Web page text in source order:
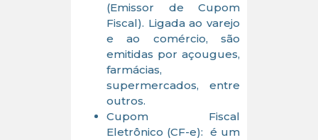
(Emissor de Cupom
Fiscal). Ligada ao varejo
e ao comércio, são
emitidas por açougues,
farmácias,
supermercados, entre
outros.
Cupom Fiscal
Eletrônico (CF-e): é um